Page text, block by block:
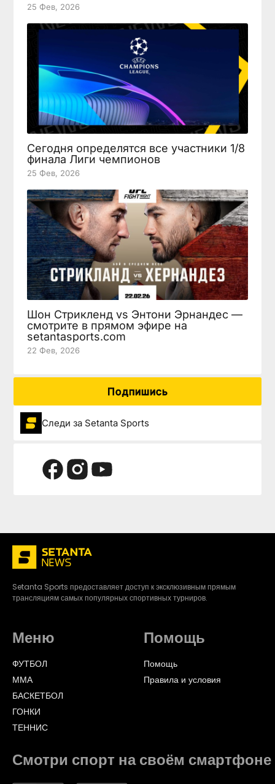
25 Фев, 2026
Сегодня определятся все участники 1/8
финала Лиги чемпионов
25 Фев, 2026
Шон Стрикленд vs Энтони Эрнандес —
смотрите в прямом эфире на
setantasports.com
22 Фев, 2026
Подпишись
Следи за Setanta Sports
Setanta Sports предоставляет доступ к эксклюзивным прямым
трансляциям самых популярных спортивных турниров.
Меню
ФУТБОЛ
ММА
БАСКЕТБОЛ
ГОНКИ
ТЕННИС
Помощь
Помощь
Правила и условия
Смотри спорт на своём смартфоне